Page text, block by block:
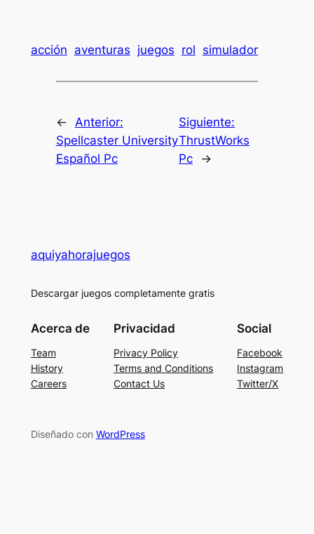
acción aventuras juegos rol simulador
← Anterior:
Spellcaster University
Español Pc
Siguiente:
ThrustWorks
Pc
→
aquiyahorajuegos
Descargar juegos completamente gratis
Acerca de
Team
History
Careers
Privacidad
Privacy Policy
Terms and Conditions
Contact Us
Social
Facebook
Instagram
Twitter/X
Diseñado con WordPress